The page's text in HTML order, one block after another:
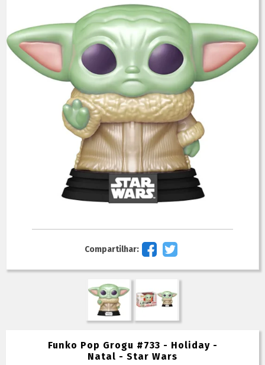
Compartilhar:
Funko Pop Grogu #733 - Holiday -
Natal - Star Wars